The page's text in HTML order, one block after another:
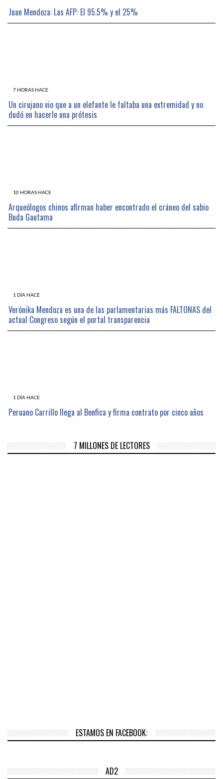
Juan Mendoza: Las AFP: El 95.5% y el 25%
7 HORAS HACE
Un cirujano vio que a un elefante le faltaba una extremidad y no
dudó en hacerle una prótesis
10 HORAS HACE
Arqueólogos chinos afirman haber encontrado el cráneo del sabio
Buda Gautama
1 DÍA HACE
Verónika Mendoza es una de las parlamentarias más FALTONAS del
actual Congreso según el portal transparencia
1 DÍA HACE
Peruano Carrillo llega al Benfica y firma contrato por cinco años
7 MILLONES DE LECTORES
ESTAMOS EN FACEBOOK:
AD2